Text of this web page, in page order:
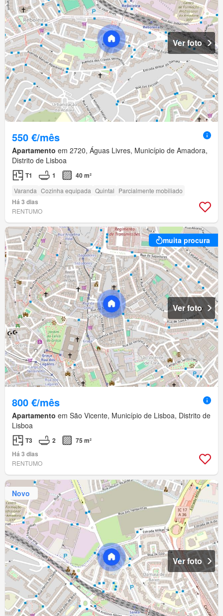
Ver foto
550 €/mês
Apartamento em 2720, Águas Livres, Município de Amadora,
Distrito de Lisboa
T1 1 40 m²
Varanda Cozinha equipada Quintal Parcialmente mobiliado
Há 3 dias
RENTUMO
muita procura
Ver foto
800 €/mês
Apartamento em São Vicente, Município de Lisboa, Distrito de
Lisboa
T3 2
75 m²
Há 3 dias
RENTUMO
Novo
Ver foto